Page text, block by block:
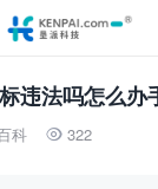
违法吗怎么办
科  322